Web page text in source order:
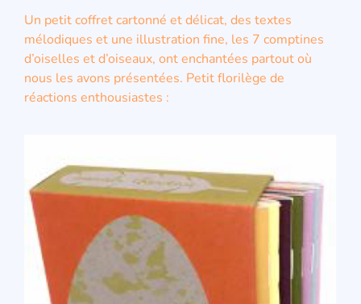
Un petit coffret cartonné et délicat, des textes
mélodiques et une illustration fine, les 7 comptines
d’oiselles et d’oiseaux, ont enchantées partout où
nous les avons présentées. Petit florilège de
réactions enthousiastes :